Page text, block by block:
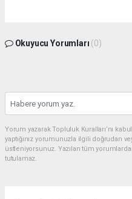
Okuyucu Yorumları (0)
Yorum yazarak Topluluk Kuralları’nı
yaptığınız yorumunuzla ilgili doğrudan
üstleniyorsunuz. Yazılan tüm
tutulamaz.